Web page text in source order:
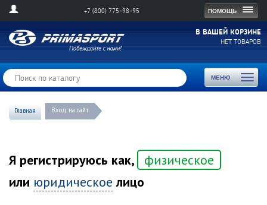
ПОМОЩЬ
+7 (800) 775-98-95
В ВАШЕЙ КОРЗИНЕ
НЕТ ТОВАРОВ
МЕНЮ
Toggle
Главная Вход на сайт
Я регистрируюсь как,
физическое
или юридическое лицо